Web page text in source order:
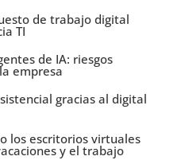
de trabajo digital
TI
de IA: riesgos
empresa
gracias al digital
los escritorios virtuales
y el trabajo